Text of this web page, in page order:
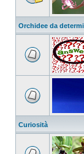
Orchidee da
Curiosità